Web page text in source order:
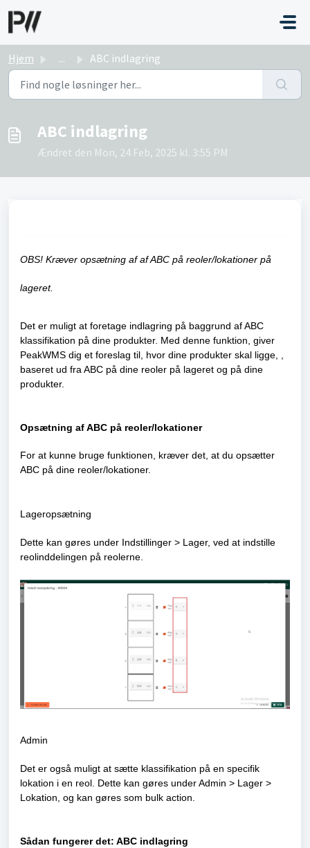
Hjem ... ABC indlagring
ABC indlagring
Ændret den Mon, 24 Feb, 2025 kl. 3:55 PM
OBS! Kræver opsætning af af ABC på reoler/lokationer på
lageret.
Det er muligt at foretage indlagring på baggrund af ABC
klassifikation på dine produkter. Med denne funktion, giver
PeakWMS dig et foreslag til, hvor dine produkter skal ligge, ,
baseret ud fra ABC på dine reoler på lageret og på dine
produkter.
Opsætning af ABC på reoler/lokationer
For at kunne bruge funktionen, kræver det, at du opsætter
ABC på dine reoler/lokationer.
Lageropsætning
Dette kan gøres under Indstillinger > Lager, ved at indstille
reolinddelingen på reolerne.
Admin
Det er også muligt at sætte klassifikation på en specifik
lokation i en reol. Dette kan gøres under Admin > Lager >
Lokation, og kan gøres som bulk action.
Sådan fungerer det: ABC indlagring